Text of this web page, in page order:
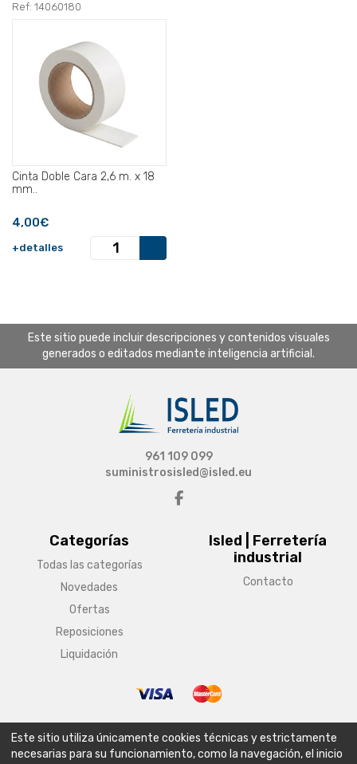
Ref: 14060180
Cinta Doble Cara 2,6 m. x 18
mm..
4,00€
+detalles
Este sitio puede incluir descripciones y contenidos visuales
generados o editados mediante inteligencia artificial.
Categorías
Todas las categorías
Novedades
Ofertas
Reposiciones
Liquidación
Isled | Ferretería
industrial
Contacto
961 109 099
suministrosisled@isled.eu
Aviso legal Condiciones generales de venta Política de envío
Este sitio utiliza únicamente cookies técnicas y estrictamente
necesarias para su funcionamiento, como la navegación, el inicio